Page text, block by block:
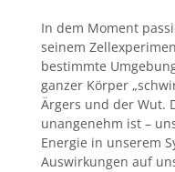
In dem Moment
seinem
bestimmte
ganzer Körper
Ärgers und der Wut.
unangenehm ist –
Energie in unserem
Auswirkungen auf